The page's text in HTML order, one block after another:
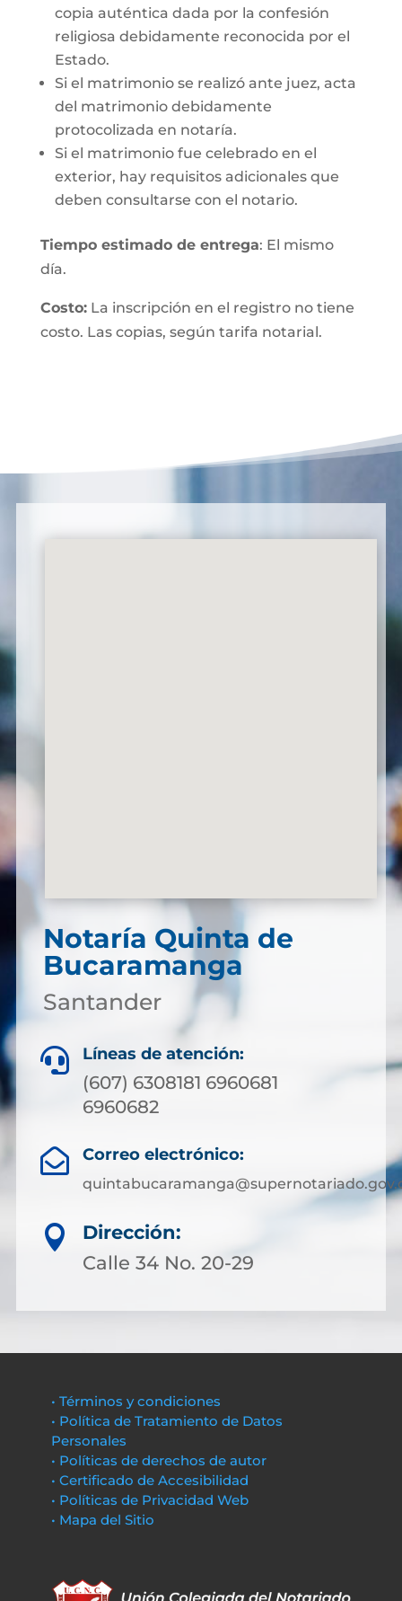
copia auténtica dada por la confesión
religiosa debidamente reconocida por el
Estado.
Si el matrimonio se realizó ante juez, acta
del matrimonio debidamente
protocolizada en notaría.
Si el matrimonio fue celebrado en el
exterior, hay requisitos adicionales que
deben consultarse con el notario.
Tiempo estimado de entrega: El mismo
día.
Costo:La inscripción en el registro no tiene
costo. Las copias, según tarifa notarial.
Notaría Quinta de
Bucaramanga
Santander
 Líneas de atención:
(607) 6308181 6960681
6960682
 Correo electrónico:

Dirección:
Calle 34 No. 20-29
• Términos y condiciones
• Política de Tratamiento de Datos
Personales
• Políticas de derechos de autor
• Certificado de Accesibilidad
• Políticas de Privacidad Web
• Mapa del Sitio